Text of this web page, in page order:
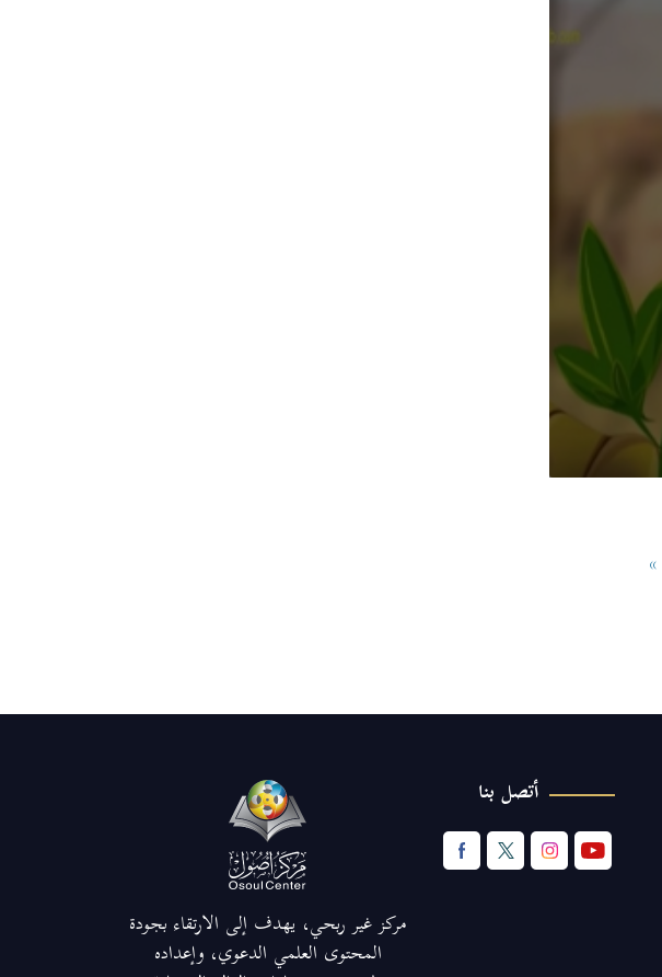
»
أتصل بنا
مركز غير ربحي، يهدف إلى الارتقاء بجودة
المحتوى العلمي الدعوي، وإعداده